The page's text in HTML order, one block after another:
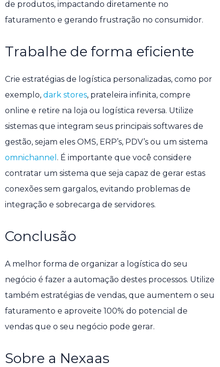
de produtos, impactando diretamente no
faturamento e gerando frustração no consumidor.
Trabalhe de forma eficiente
Crie estratégias de logística personalizadas, como por
exemplo, dark stores, prateleira infinita, compre
online e retire na loja ou logística reversa. Utilize
sistemas que integram seus principais softwares de
gestão, sejam eles OMS, ERP’s, PDV’s ou um sistema
omnichannel . É importante que você considere
contratar um sistema que seja capaz de gerar estas
conexões sem gargalos, evitando problemas de
integração e sobrecarga de servidores.
Conclusão
A melhor forma de organizar a logística do seu
negócio é fazer a automação destes processos. Utilize
também estratégias de vendas, que aumentem o seu
faturamento e aproveite 100% do potencial de
vendas que o seu negócio pode gerar.
Sobre a Nexaas